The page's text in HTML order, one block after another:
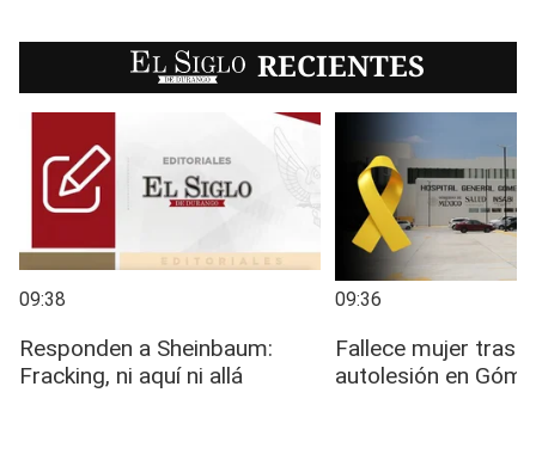
EL SIGLO RECIENTES